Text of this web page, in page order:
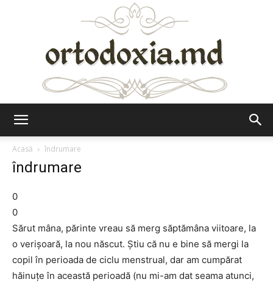
Acasă
îndrumare
îndrumare
0
0
Sărut mâna, părinte vreau să merg săptămâna viitoare, la
o verișoară, la nou născut. Știu că nu e bine să mergi la
copil în perioada de ciclu menstrual, dar am cumpărat
hăinuțe în această perioadă (nu mi-am dat seama atunci,